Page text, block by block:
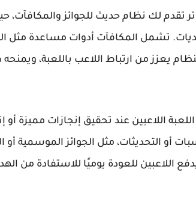
تقدم لك نظام حديث للجوائز والمكافآت،
تشمل المكافآت أدوات مساعدة مثل
يعزز من ارتباط اللاعب باللعبة، ويمنحه
اللعبة اللاعبين عند تحقيق إنجازات مميزة
أو التحديثات، مثل الجوائز الموسمية
اللاعبين للعودة يوميًا للاستفادة من